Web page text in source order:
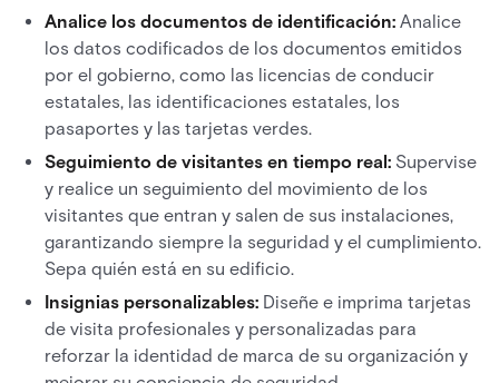
Analice los documentos de identificación: Analice
los datos codificados de los documentos emitidos
por el gobierno, como las licencias de conducir
estatales, las identificaciones estatales, los
pasaportes y las tarjetas verdes.
Seguimiento de visitantes en tiempo real: Supervise
y realice un seguimiento del movimiento de los
visitantes que entran y salen de sus instalaciones,
garantizando siempre la seguridad y el cumplimiento.
Sepa quién está en su edificio.
Insignias personalizables: Diseñe e imprima tarjetas
de visita profesionales y personalizadas para
reforzar la identidad de marca de su organización y